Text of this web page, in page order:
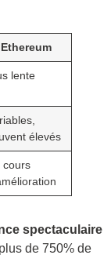
Ethereum
lente
élevés
cours
spectaculaire
de 750% de